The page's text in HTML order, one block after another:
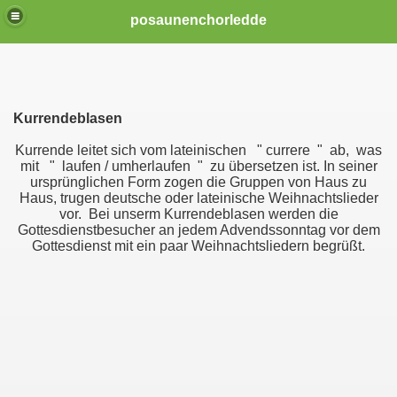
posaunenchorledde
Kurrendeblasen
Kurrende leitet sich vom lateinischen " currere " ab, was
mit " laufen / umherlaufen " zu übersetzen ist. In seiner
ursprünglichen Form zogen die Gruppen von Haus zu
Haus, trugen deutsche oder lateinische Weihnachtslieder
vor. Bei unserm Kurrendeblasen werden die
Gottesdienstbesucher an jedem Advendssonntag vor dem
Gottesdienst mit ein paar Weihnachtsliedern begrüßt.